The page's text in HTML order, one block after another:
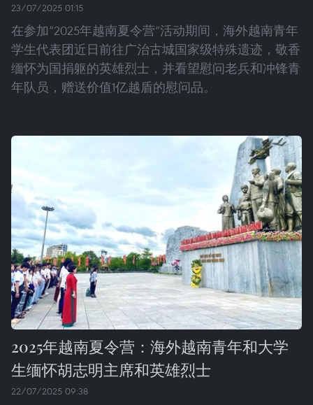
23/07/2025 01:15
在参加“2025年越南夏令营”活动期间，海外越南青年
学生代表团近日前往广治古城国家级特殊遗迹，敬香
缅怀为国捐躯的英雄烈士，并看望慰问老兵和冲锋青
年队员，赠送价值1亿越盾的慰问品。
2025年越南夏令营：海外越南青年和大学
生缅怀胡志明主席和英雄烈士
22/07/2025 09:38